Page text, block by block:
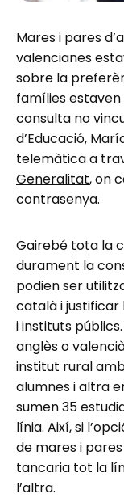
Mares i pares
valencianes
sobre la
famílies
consulta no
d’Educació,
telemàtica a
Generalitat, on
contrasenya.
Gairebé tota la
durament la
podien ser
català i justificar
i instituts
anglès o
institut rural
alumnes i altra
sumen 35
línia. Així, si
de mares i
tancaria tot la
l’altra.